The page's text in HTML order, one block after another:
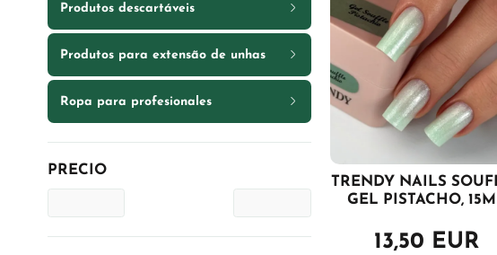
TRENDY NAILS
GEL PISTACHO,
13,50 EUR
Produtos descartáveis
Produtos para extensão de unhas
Ropa para profesionales
PRECIO